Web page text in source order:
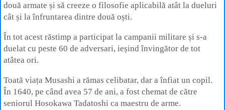
două armate și să creeze o filosofie aplicabilă atât la dueluri
cât și la înfruntarea dintre două oști.
În tot acest răstimp a participat la campanii militare și s-a
duelat cu peste 60 de adversari, ieșind învingător de tot
atâtea ori.
Toată viața Musashi a rămas celibatar, dar a înfiat un copil.
În 1640, pe când avea 57 de ani, a fost chemat de către
seniorul Hosokawa Tadatoshi ca maestru de arme.